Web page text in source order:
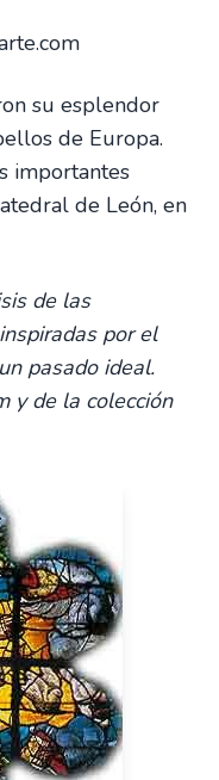
su esplendor
de Europa.
importantes
de León, en
de las
por el
pasado ideal.
y de la colección